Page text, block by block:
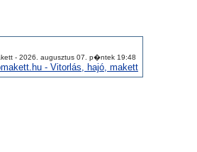
- 2026. augusztus 07. p�ntek 19:48
- Vitorlás, hajó, makett